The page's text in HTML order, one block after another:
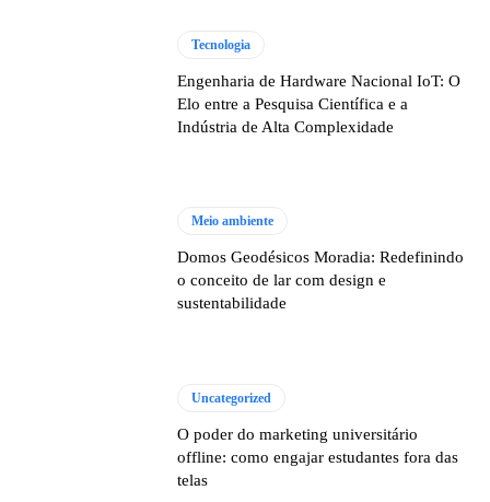
Tecnologia
Engenharia de Hardware Nacional IoT: O
Elo entre a Pesquisa Científica e a
Indústria de Alta Complexidade
Meio ambiente
Domos Geodésicos Moradia: Redefinindo
o conceito de lar com design e
sustentabilidade
Uncategorized
O poder do marketing universitário
offline: como engajar estudantes fora das
telas